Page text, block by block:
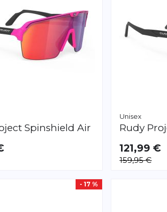
Spinshield Air
Unisex
Rudy
121,99 €
159,95 €
- 17 %